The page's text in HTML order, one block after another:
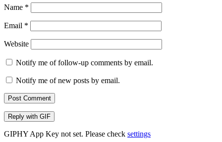
Name *
Email *
Website
Notify me of follow-up comments by email.
Notify me of new posts by email.
Post Comment
Reply with GIF
GIPHY App Key not set. Please check settings